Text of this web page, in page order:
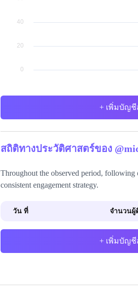
+ เพิ่มบัญชี
สถิติทางประวัติศาสตร์ของ
Throughout the observed period, following
consistent engagement strategy.
วัน ที่ จำนวนผู้
+ เพิ่มบัญชี